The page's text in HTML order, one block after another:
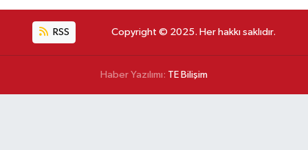
RSS Copyright © 2025. Her hakkı saklıdır.
Haber Yazılımı: TE Bilişim